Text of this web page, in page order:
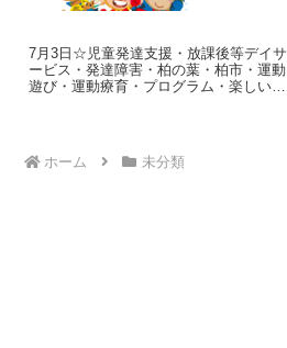
7月3日☆児童発達支援・放課後等デイサ
ービス・発達障害・柏の葉・柏市・運動
遊び・運動療育・プログラム・楽しい療
ホーム 未分類